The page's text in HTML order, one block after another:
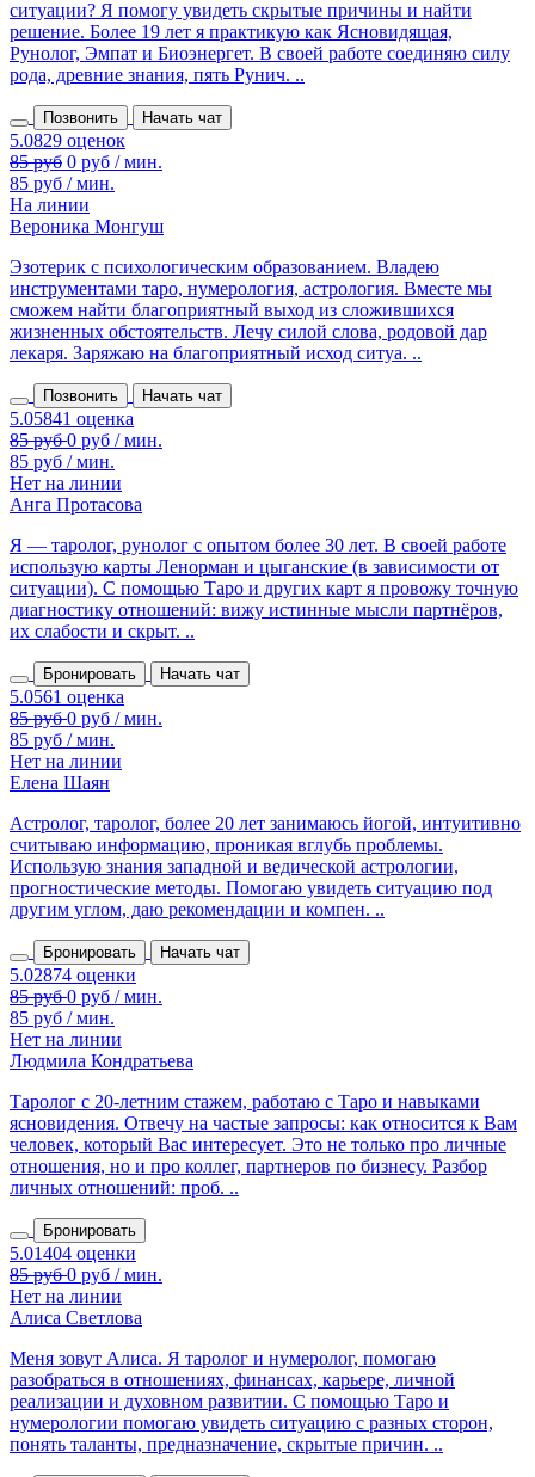
ситуации? Я помогу увидеть скрытые причины и найти
решение. Более 19 лет я практикую как Ясновидящая,
Рунолог, Эмпат и Биоэнергет. В своей работе соединяю силу
рода, древние знания, пять Рунич. ..
Позвонить Начать чат
85 руб 0 руб / мин.
85 руб / мин.
На линии
Вероника Монгуш
Эзотерик с психологическим образованием. Владею
инструментами таро, нумерология, астрология. Вместе мы
сможем найти благоприятный выход из сложившихся
жизненных обстоятельств. Лечу силой слова, родовой дар
лекаря. Заряжаю на благоприятный исход ситуа. ..
Позвонить Начать чат
85 руб / мин.
Нет на линии
Анга Протасова
Я — таролог, рунолог с опытом более 30 лет. В своей работе
использую карты Ленорман и цыганские (в зависимости от
ситуации). С помощью Таро и других карт я провожу точную
диагностику отношений: вижу истинные мысли партнёров,
их слабости и скрыт. ..
Бронировать Начать чат
85 руб / мин.
Нет на линии
Елена Шаян
Астролог, таролог, более 20 лет занимаюсь йогой, интуитивно
считываю информацию, проникая вглубь проблемы.
Использую знания западной и ведической астрологии,
прогностические методы. Помогаю увидеть ситуацию под
другим углом, даю рекомендации и компен. ..
Бронировать Начать чат
85 руб / мин.
Нет на линии
Людмила Кондратьева
Таролог с 20‑летним стажем, работаю с Таро и навыками
ясновидения. Отвечу на частые запросы: как относится к Вам
человек, который Вас интересует. Это не только про личные
отношения, но и про коллег, партнеров по бизнесу. Разбор
личных отношений: проб. ..
Бронировать
Нет на линии
Алиса Светлова
Меня зовут Алиса. Я таролог и нумеролог, помогаю
разобраться в отношениях, финансах, карьере, личной
реализации и духовном развитии. С помощью Таро и
нумерологии помогаю увидеть ситуацию с разных сторон,
понять таланты, предназначение, скрытые причин. ..